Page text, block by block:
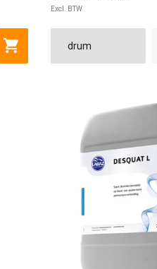
Toevoegen aan winkelwagen
Excl. BTW